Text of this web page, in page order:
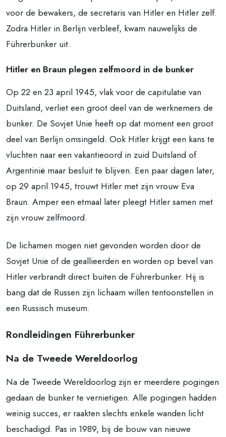
voor de bewakers, de secretaris van Hitler en Hitler zelf.
Zodra Hitler in Berlijn verbleef, kwam nauwelijks de
Führerbunker uit.
Hitler en Braun plegen zelfmoord in de bunker
Op 22 en 23 april 1945, vlak voor de capitulatie van
Duitsland, verliet een groot deel van de werknemers de
bunker. De Sovjet Unie heeft op dat moment een groot
deel van Berlijn omsingeld. Ook Hitler krijgt een kans te
vluchten naar een vakantieoord in zuid Duitsland of
Argentinië maar besluit te blijven. Een paar dagen later,
op 29 april 1945, trouwt Hitler met zijn vrouw Eva
Braun. Amper een etmaal later pleegt Hitler samen met
zijn vrouw zelfmoord.
De lichamen mogen niet gevonden worden door de
Sovjet Unie of de geallieerden en worden op bevel van
Hitler verbrandt direct buiten de Führerbunker. Hij is
bang dat de Russen zijn lichaam willen tentoonstellen in
een Russisch museum.
Rondleidingen Führerbunker
Na de Tweede Wereldoorlog
Na de Tweede Wereldoorlog zijn er meerdere pogingen
gedaan de bunker te vernietigen. Alle pogingen hadden
weinig succes, er raakten slechts enkele wanden licht
beschadigd. Pas in 1989, bij de bouw van nieuwe